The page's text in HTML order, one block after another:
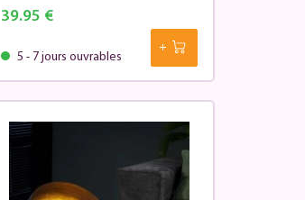
39.95 €
5 - 7 jours ouvrables